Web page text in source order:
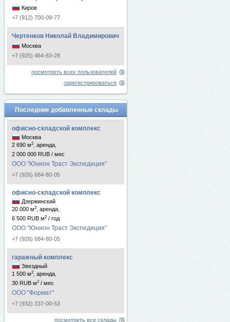
Киров
+7 (912) 700-09-77
Чертенков Николай Владимирович
Москва
+7 (925) 464-83-28
посмотреть всех пользователей
зарегистрироваться
Последние добавленные склады
офисно-складской комплекс
Москва
2 690 м2
, аренда,
2 000 000 RUB / мес
ООО "Юнион Траст Экспедиция"
+7 (926) 684-80-05
офисно-складской комплекс
Дзержинский
20 000 м2
, аренда,
6 500 RUB м2 / год
ООО "Юнион Траст Экспедиция"
+7 (926) 684-80-05
гаражный комплекс
Звездный
1 500 м2
, аренда,
30 RUB м2 / мес
ООО "Формат"
+7 (932) 337-00-53
посмотреть все склады